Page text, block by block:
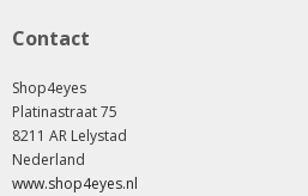
Contact
Shop4eyes
Platinastraat 75
8211 AR Lelystad
Nederland
www.shop4eyes.nl